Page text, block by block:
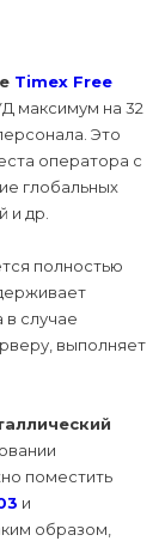
Timex Free
максимум на 32
Это
оператора с
глобальных
и др.
полностью
в случае
выполняет
поместить
и
образом,